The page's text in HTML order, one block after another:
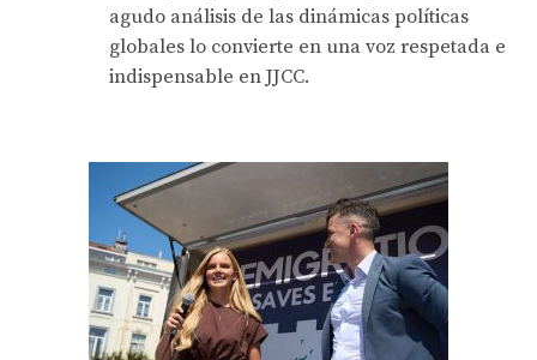
agudo análisis de las dinámicas políticas
globales lo convierte en una voz respetada e
indispensable en JJCC.